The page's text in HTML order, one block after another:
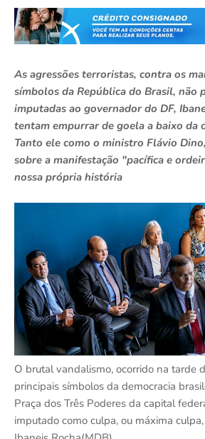
As agressões terroristas, contra os
símbolos da República do Brasil, não
imputadas ao governador do DF,
tentam empurrar de goela a baixo da
Tanto ele como o ministro Flávio
sobre a manifestação "pacífica e
nossa própria história
O brutal vandalismo, ocorrido na tarde
principais símbolos da democracia
Praça dos Três Poderes da capital
imputado como culpa, ou máxima